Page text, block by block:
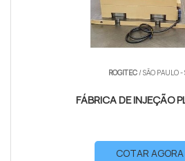
ROGITEC/ SÃO PAULO -
FÁBRICA DE INJEÇÃO
COTAR AGORA